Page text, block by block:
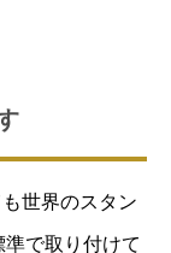
世界のスタン
で取り付けて